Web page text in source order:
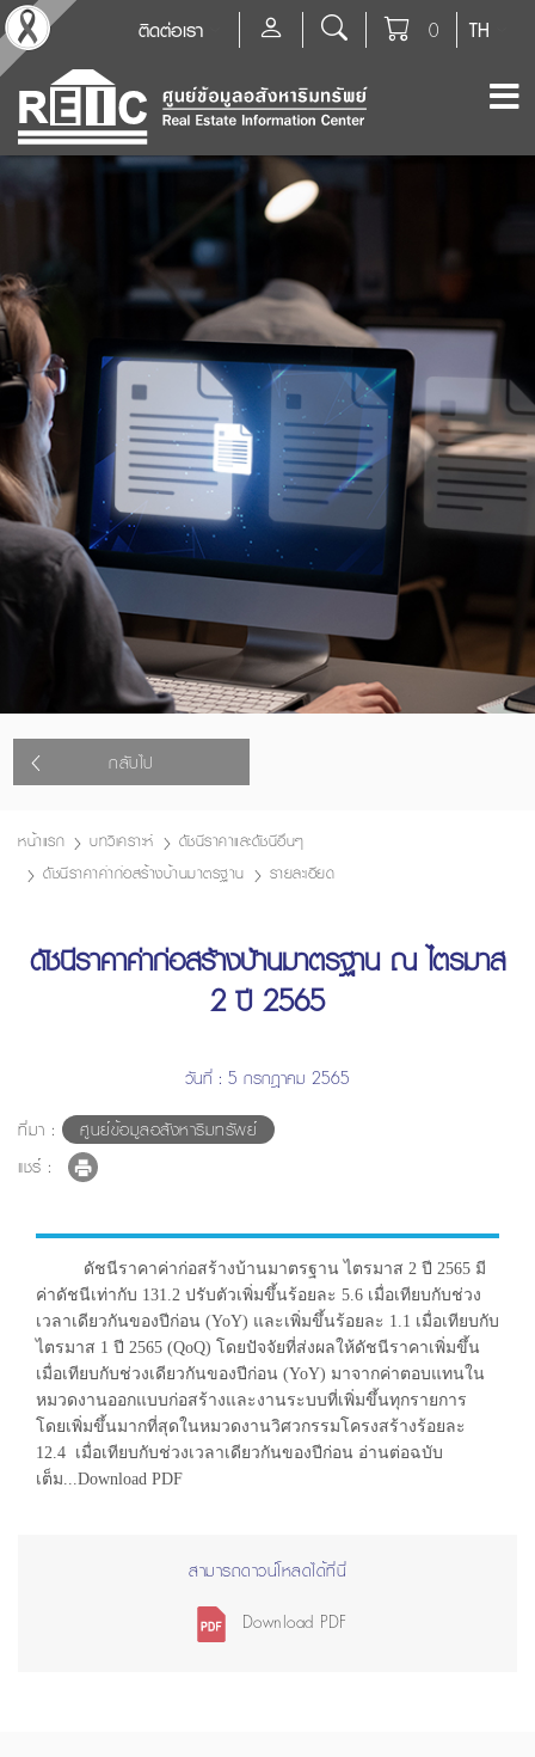
TH
0
ติดต่อเรา
กลับไป
หน้าแรก บทวิเคราะห์
ดัชนีราคาและดัชนีอื่นๆ
ดัชนีราคาค่าก่อสร้างบ้านมาตรฐาน
รายละเอียด
ดัชนีราคาค่าก่อสร้างบ้านมาตรฐาน ณ ไตรมาส
2 ปี 2565
วันที่ : 5 กรกฎาคม 2565
ที่มา :
ศูนย์ข้อมูลอสังหาริมทรัพย์
แชร์ :
ดัชนีราคาค่าก่อสร้างบ้านมาตรฐาน ไตรมาส 2 ปี 2565 มี
ค่าดัชนีเท่ากับ 131.2 ปรับตัวเพิ่มขึ้นร้อยละ 5.6 เมื่อเทียบกับช่วง
เวลาเดียวกันของปีก่อน (YoY) และเพิ่มขึ้นร้อยละ 1.1 เมื่อเทียบกับ
ไตรมาส 1 ปี 2565 (QoQ) โดยปัจจัยที่ส่งผลให้ดัชนีราคาเพิ่มขึ้น
เมื่อเทียบกับช่วงเดียวกันของปีก่อน (YoY) มาจากค่าตอบแทนใน
หมวดงานออกแบบก่อสร้างและงานระบบที่เพิ่มขึ้นทุกรายการ
โดยเพิ่มขึ้นมากที่สุดในหมวดงานวิศวกรรมโครงสร้างร้อยละ
12.4 เมื่อเทียบกับช่วงเวลาเดียวกันของปีก่อน อ่านต่อฉบับ
เต็ม...Download PDF
สามารถดาวน์โหลดได้ที่นี่
Download PDF